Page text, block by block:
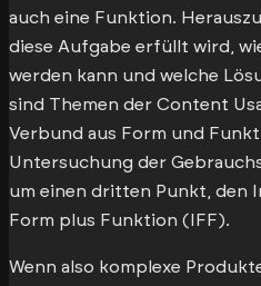
auch eine Funktion.
diese Aufgabe erfüllt wird,
werden kann und welche
sind Themen der Content
Verbund aus Form und
Untersuchung der
um einen dritten Punkt, den
Form plus Funktion (IFF).
Wenn also komplexe